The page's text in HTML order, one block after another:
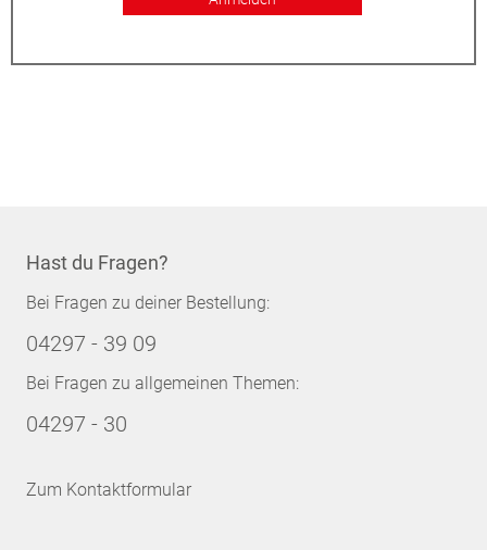
Hast du Fragen?
Bei Fragen zu deiner Bestellung:
04297 - 39 09
Bei Fragen zu allgemeinen Themen:
04297 - 30
Zum Kontaktformular